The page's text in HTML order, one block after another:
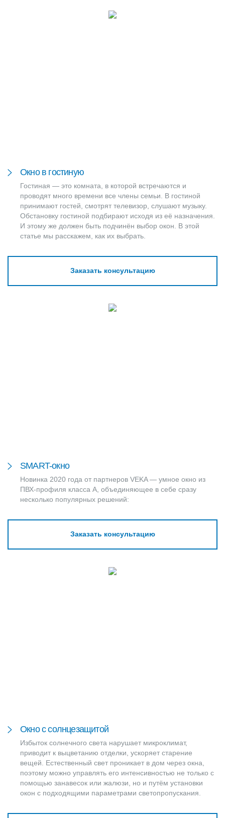
Окно в гостиную
Гостиная — это комната, в которой встречаются и
проводят много времени все члены семьи. В гостиной
принимают гостей, смотрят телевизор, слушают музыку.
Обстановку гостиной подбирают исходя из её назначения.
И этому же должен быть подчинён выбор окон. В этой
статье мы расскажем, как их выбрать.
Заказать консультацию
SMART-окно
Новинка 2020 года от партнеров VEKA — умное окно из
ПВХ-профиля класса А, объединяющее в себе сразу
несколько популярных решений:
Заказать консультацию
Окно с солнцезащитой
Избыток солнечного света нарушает микроклимат,
приводит к выцветанию отделки, ускоряет старение
вещей. Естественный свет проникает в дом через окна,
поэтому можно управлять его интенсивностью не только с
помощью занавесок или жалюзи, но и путём установки
окон с подходящими параметрами светопропускания.